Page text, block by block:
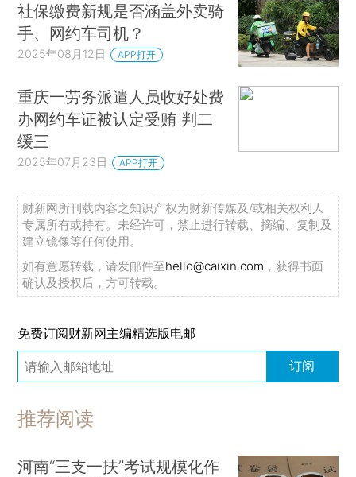
社保缴费新规是否涵盖外卖骑
手、网约车司机？
2025年08月12日 APP打开
重庆一劳务派遣人员收好处费
办网约车证被认定受贿 判二
缓三
2025年07月23日 APP打开
财新网所刊载内容之知识产权为财新传媒及/或相关权利人
专属所有或持有。未经许可，禁止进行转载、摘编、复制及
建立镜像等任何使用。
如有意愿转载，请发邮件至hello@caixin.com ，获得书面
确认及授权后，方可转载。
免费订阅财新网主编精选版电邮
订阅
推荐阅读
河南“三支一扶”考试规模化作